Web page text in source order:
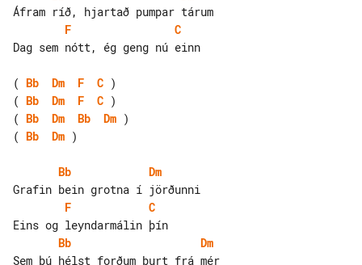
F
C
Dag sem nótt, ég geng nú einn
( Bb Dm F C
( Bb Dm F C
( Bb Dm Bb Dm
( Bb Dm )
Bb
Dm
F
C
Bb
Dm